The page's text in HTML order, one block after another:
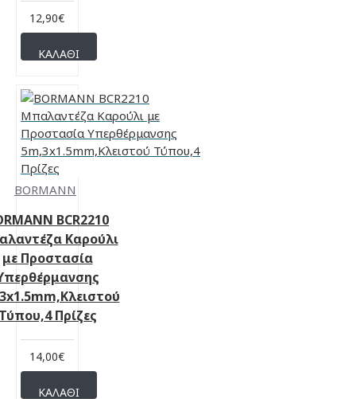
12,90€
ΚΑΛΆΘΙ
BORMANN
BCR2210
Καρούλι
με Προστασία
Πρίζες
14,00€
ΚΑΛΆΘΙ